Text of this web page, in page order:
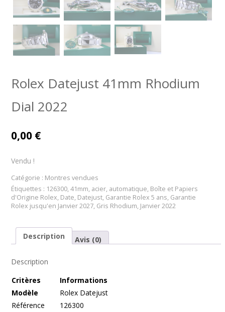
Rolex Datejust 41mm Rhodium
Dial 2022
0,00 €
Vendu !
Catégorie : Montres vendues
Étiquettes : 126300, 41mm, acier, automatique, Boîte et Papiers
d'Origine Rolex, Date, Datejust, Garantie Rolex 5 ans, Garantie
Rolex jusqu'en Janvier 2027, Gris Rhodium, Janvier 2022
Description Avis (0)
Description
Critères
Informations
Modèle
Rolex Datejust
Référence
126300